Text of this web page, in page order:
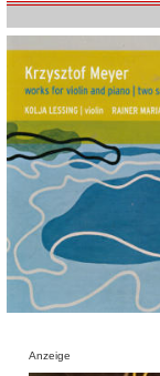
Anzeige